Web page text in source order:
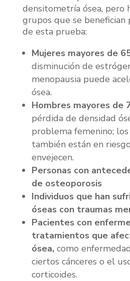
densitometría ósea, pero
grupos que se
de esta prueba:
Mujeres mayores de
disminución de
menopausia puede
ósea.
Hombres mayores de
pérdida de densidad
problema femenino;
también están en
envejecen.
Personas con
de osteoporosis
Individuos que han
óseas con traumas
Pacientes con
tratamientos que
ósea,como
ciertos cánceres o el
corticoides.